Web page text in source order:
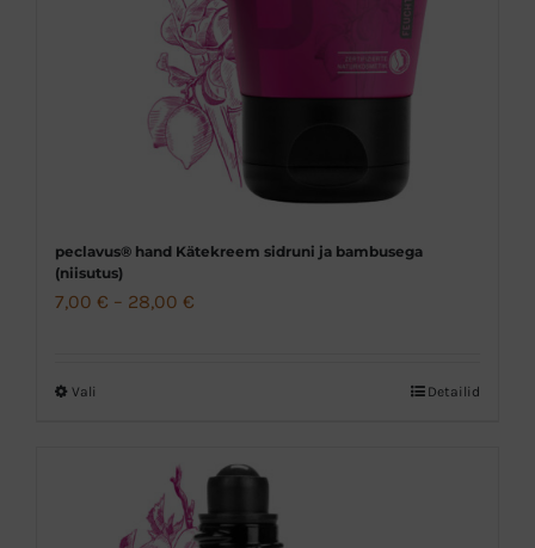
peclavus® hand Kätekreem sidruni ja bambusega
(niisutus)
7,00 € – 28,00 €
Vali
varianti.
Detailid